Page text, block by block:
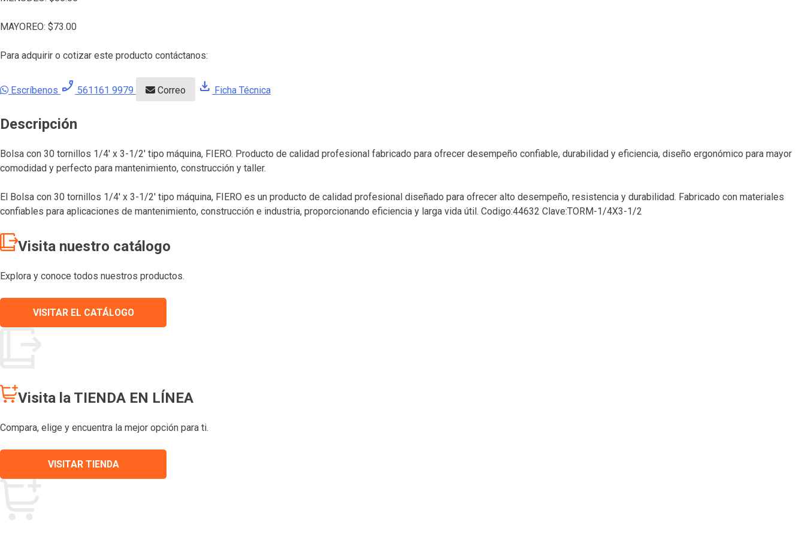
MAYOREO: $73.00
Para adquirir o cotizar este producto contáctanos:
Escríbenos phone_enabled 561161 9979 Correo download Ficha Técnica
Descripción
Bolsa con 30 tornillos 1/4′ x 3-1/2′ tipo máquina, FIERO. Producto de calidad profesional fabricado para ofrecer desempeño confiable, durabilidad y eficiencia, diseño ergonómico para mayor
comodidad y perfecto para mantenimiento, construcción y taller.
El Bolsa con 30 tornillos 1/4′ x 3-1/2′ tipo máquina, FIERO es un producto de calidad profesional diseñado para ofrecer alto desempeño, resistencia y durabilidad. Fabricado con materiales
confiables para aplicaciones de mantenimiento, construcción e industria, proporcionando eficiencia y larga vida útil. Codigo:44632 Clave:TORM-1/4X3-1/2
Visita nuestro catálogo
Explora y conoce todos nuestros productos.
VISITAR EL CATÁLOGO
Visita la TIENDA EN LÍNEA
Compara, elige y encuentra la mejor opción para ti.
VISITAR TIENDA